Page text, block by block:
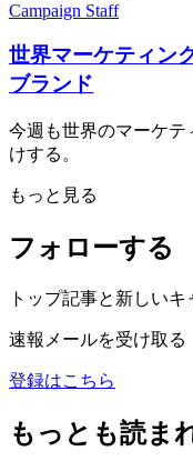
Campaign Staff
世界マーケティン
ブランド
今週も世界のマーケ
けする。
もっと見る
フォローする
トップ記事と新しい
速報メールを受け取る
登録はこちら
もっとも読ま